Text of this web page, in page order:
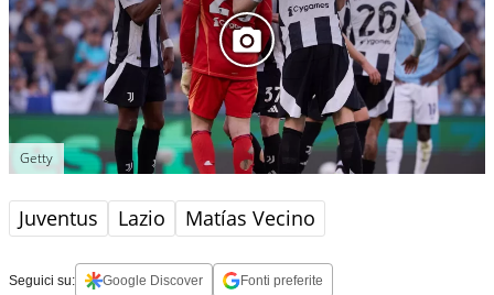
Getty
Juventus Lazio Matías Vecino
Seguici su: Google Discover Fonti preferite